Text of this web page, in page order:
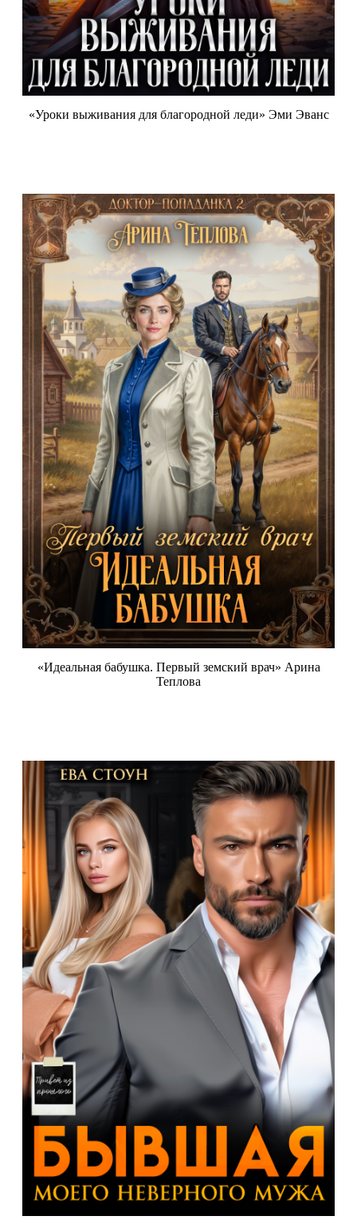
«Уроки выживания для благородной леди» Эми Эванс
«Идеальная бабушка. Первый земский врач» Арина
Теплова